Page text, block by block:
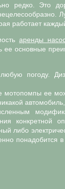
редко. Это
работает
аренды
ее основные
погоду.
мотопомпы ее
автомобиль,
конкретной
либо
понадобится